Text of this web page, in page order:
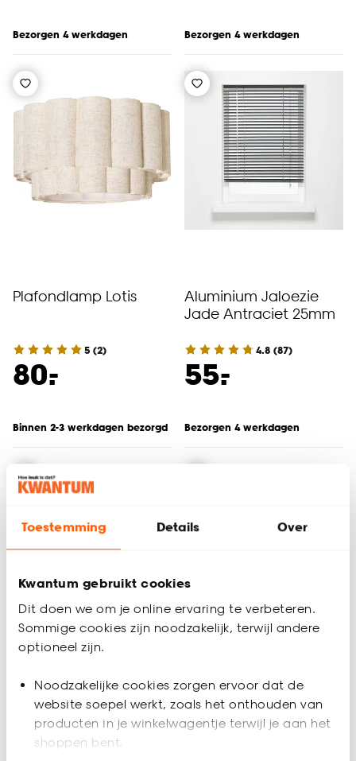
Toestemming Details Over
Kwantum gebruikt cookies
Dit doen we om je online ervaring te verbeteren.
Sommige cookies zijn noodzakelijk, terwijl andere
optioneel zijn.
Noodzakelijke cookies zorgen ervoor dat de
website soepel werkt, zoals het onthouden van
producten in je winkelwagentje terwijl je aan het
shoppen bent.
Bezorgen 4 werkdagen Bezorgen 4 werkdagen
Plafondlamp Lotis
5 (2)
80.
-
Binnen 2-3 werkdagen bezorgd
Aluminium Jaloezie
Jade Antraciet 25mm
4.8 (87)
55.
-
Bezorgen 4 werkdagen
Gordijnrailset Wit
Metaal
4.8 (62)
Hanglamp Melite